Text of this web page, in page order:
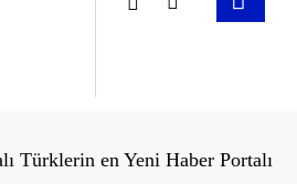
Türklerin en Yeni Haber Portalı